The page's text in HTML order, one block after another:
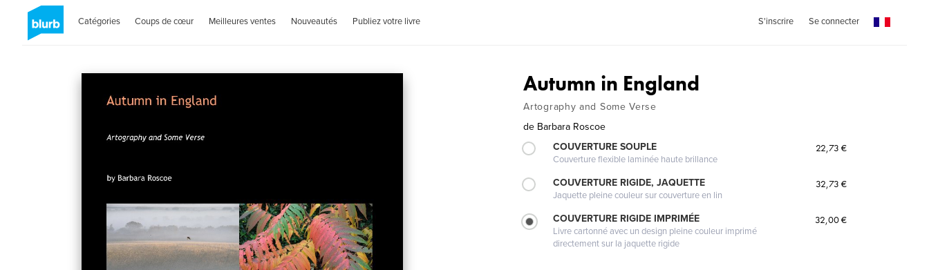
Catégories Coups de cœur Meilleures ventes Nouveautés Publiez votre livre S'inscrire Se connecter
Autumn in England
Artography and Some Verse
de Barbara Roscoe
COUVERTURE SOUPLE
Couverture flexible laminée haute brillance
22,73 €
COUVERTURE RIGIDE, JAQUETTE
Jaquette pleine couleur sur couverture en lin
32,73 €
COUVERTURE RIGIDE IMPRIMÉE
Livre cartonné avec un design pleine couleur imprimé
directement sur la jaquette rigide
32,00 €